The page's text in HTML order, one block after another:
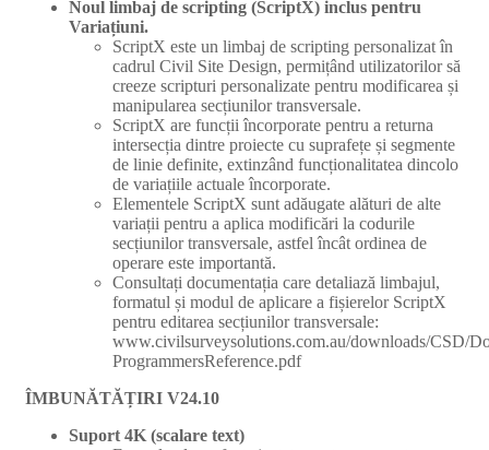
Noul limbaj de scripting (ScriptX) inclus pentru
Variațiuni.
ScriptX este un limbaj de scripting personalizat în
cadrul Civil Site Design, permițând utilizatorilor să
creeze scripturi personalizate pentru modificarea și
manipularea secțiunilor transversale.
ScriptX are funcții încorporate pentru a returna
intersecția dintre proiecte cu suprafețe și segmente
de linie definite, extinzând funcționalitatea dincolo
de variațiile actuale încorporate.
Elementele ScriptX sunt adăugate alături de alte
variații pentru a aplica modificări la codurile
secțiunilor transversale, astfel încât ordinea de
operare este importantă.
Consultați documentația care detaliază limbajul,
formatul și modul de aplicare a fișierelor ScriptX
pentru editarea secțiunilor transversale:
www.civilsurveysolutions.com.au/downloads/CSD/
ProgrammersReference.pdf
ÎMBUNĂTĂȚIRI V24.10
Suport 4K (scalare text)